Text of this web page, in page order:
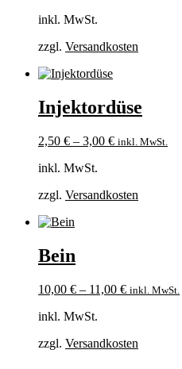
inkl. MwSt.
zzgl. Versandkosten
Injektordüse
2,50 € – 3,00 € inkl. MwSt.
inkl. MwSt.
zzgl. Versandkosten
Bein
10,00 € – 11,00 € inkl. MwSt.
inkl. MwSt.
zzgl. Versandkosten